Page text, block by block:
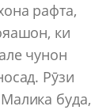
рафта,
ки
чунон
Рӯзи
буда,